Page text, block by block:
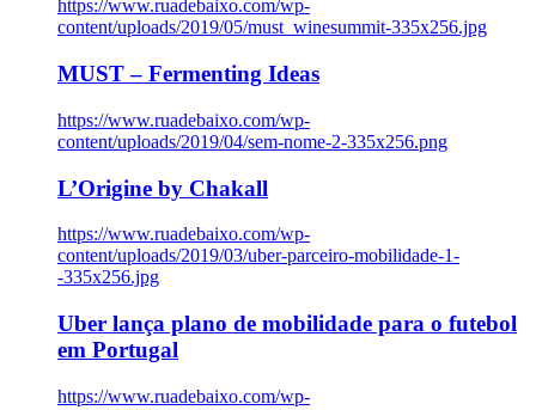
https://www.ruadebaixo.com/wp-
content/uploads/2019/05/must_winesummit-335x256.jpg
MUST – Fermenting Ideas
https://www.ruadebaixo.com/wp-
content/uploads/2019/04/sem-nome-2-335x256.png
L’Origine by Chakall
https://www.ruadebaixo.com/wp-
content/uploads/2019/03/uber-parceiro-mobilidade-1-
-335x256.jpg
Uber lança plano de mobilidade para o futebol
em Portugal
https://www.ruadebaixo.com/wp-